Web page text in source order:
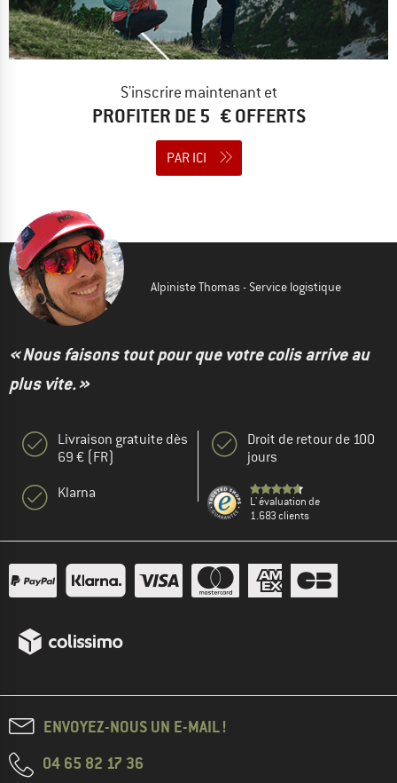
S'inscrire maintenant et
PROFITER DE 5 € OFFERTS
PAR ICI
Alpiniste Thomas - Service logistique
« Nous faisons tout pour que votre colis arrive au
plus vite. »
Livraison gratuite dès
69 € (FR)
Klarna
Droit de retour de 100
jours
L' évaluation de
1.683 clients
ENVOYEZ-NOUS UN E-MAIL !
04 65 82 17 36